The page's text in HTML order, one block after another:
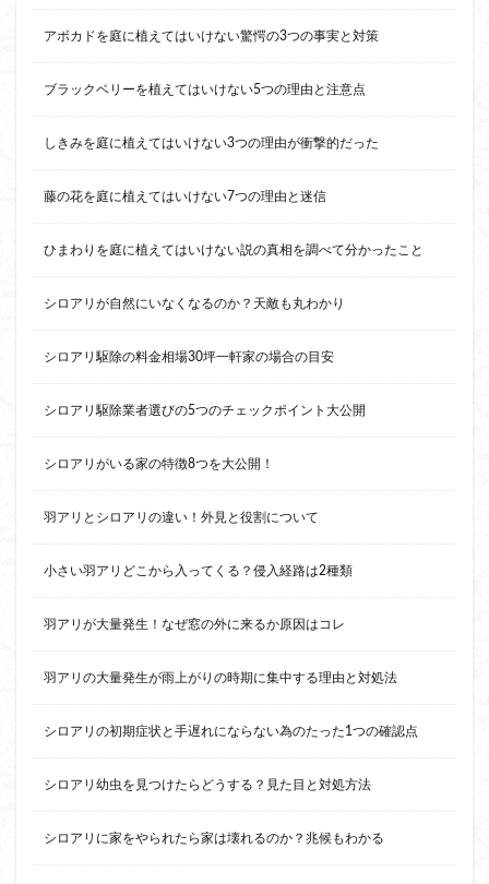
アボカドを庭に植えてはいけない驚愕の3つの事実と対策
ブラックベリーを植えてはいけない5つの理由と注意点
しきみを庭に植えてはいけない3つの理由が衝撃的だった
藤の花を庭に植えてはいけない7つの理由と迷信
ひまわりを庭に植えてはいけない説の真相を調べて分かったこと
シロアリが自然にいなくなるのか？天敵も丸わかり
シロアリ駆除の料金相場30坪一軒家の場合の目安
シロアリ駆除業者選びの5つのチェックポイント大公開
シロアリがいる家の特徴8つを大公開！
羽アリとシロアリの違い！外見と役割について
小さい羽アリどこから入ってくる？侵入経路は2種類
羽アリが大量発生！なぜ窓の外に来るか原因はコレ
羽アリの大量発生が雨上がりの時期に集中する理由と対処法
シロアリの初期症状と手遅れにならない為のたった1つの確認点
シロアリ幼虫を見つけたらどうする？見た目と対処方法
シロアリに家をやられたら家は壊れるのか？兆候もわかる